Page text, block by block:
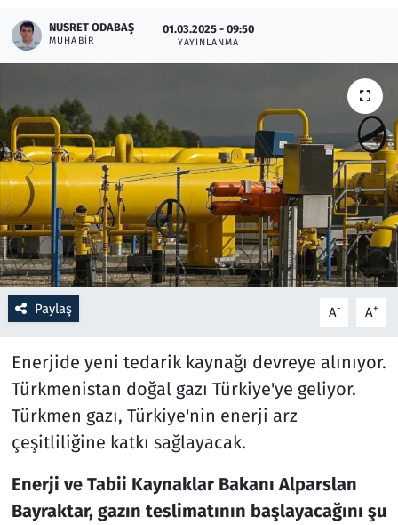
NUSRET ODABAŞ
MUHABIR
01.03.2025 - 09:50
YAYINLANMA
Paylaş A- A+
Enerjide yeni tedarik kaynağı devreye alınıyor.
Türkmenistan doğal gazı Türkiye'ye geliyor.
Türkmen gazı, Türkiye'nin enerji arz
çeşitliliğine katkı sağlayacak.
Enerji ve Tabii Kaynaklar Bakanı Alparslan
Bayraktar, gazın teslimatının başlayacağını şu
Oyun
Resmi İlanlar
Rüya Tabirleri
Sağlık
Savunma Sanayi
Seçim 2023
Teknoloji ve Bilim
Televizyon